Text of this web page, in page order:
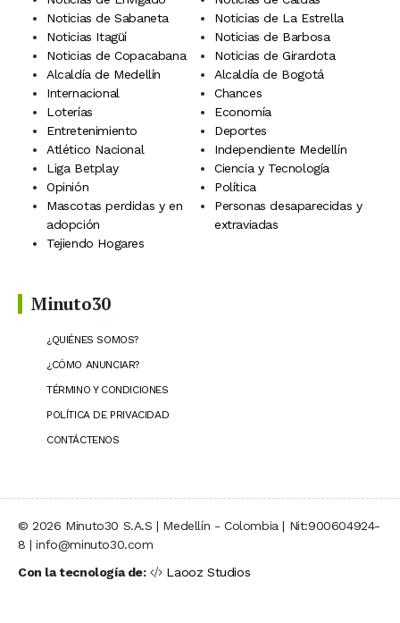
Noticias de Sabaneta
Noticias de La Estrella
Noticias Itagüí
Noticias de Barbosa
Noticias de Copacabana
Noticias de Girardota
Alcaldía de Medellín
Alcaldía de Bogotá
Internacional
Chances
Loterías
Economía
Entretenimiento
Deportes
Atlético Nacional
Independiente Medellín
Liga Betplay
Ciencia y Tecnología
Opinión
Política
Mascotas perdidas y en
adopción
Personas desaparecidas y
extraviadas
Tejiendo Hogares
Minuto30
¿QUIÉNES SOMOS?
¿CÓMO ANUNCIAR?
TÉRMINO Y CONDICIONES
POLÍTICA DE PRIVACIDAD
CONTÁCTENOS
© 2026 Minuto30 S.A.S | Medellín - Colombia | Nit:900604924-
8 | info@minuto30.com
Con la tecnología de:
Laooz Studios